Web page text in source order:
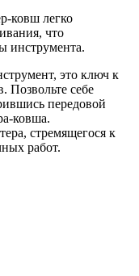
ковш легко
что
инструмента.
это ключ к
Позвольте себе
передовой
ковша.
стремящегося к
работ.